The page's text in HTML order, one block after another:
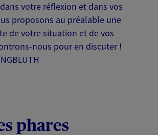
votre réflexion et dans vos
proposons au préalable une
de votre situation et de vos
nous pour en discuter !
phares